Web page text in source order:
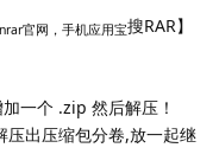
官网，手机应用宝搜RAR】
一个 .zip 然后解压！
压出压缩包分卷,放一起继